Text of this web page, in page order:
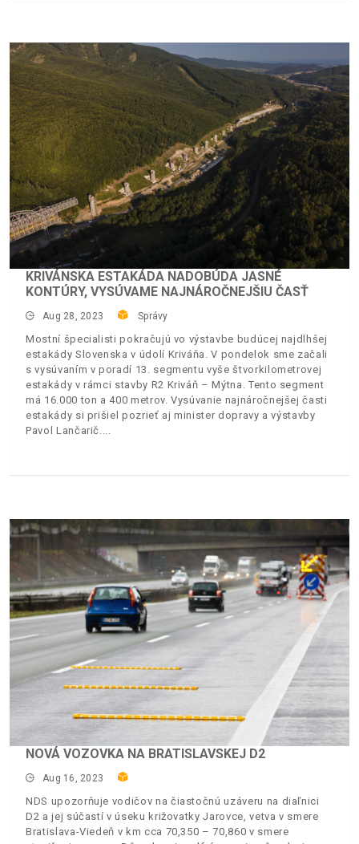
KRIVÁNSKA ESTAKÁDA NADOBÚDA JASNÉ
KONTÚRY, VYSÚVAME NAJNÁROČNEJŠIU ČASŤ
Aug 28, 2023 Správy
Mostní špecialisti pokračujú vo výstavbe budúcej najdlhšej
estakády Slovenska v údolí Kriváňa. V pondelok sme začali
s vysúvaním v poradí 13. segmentu vyše štvorkilometrovej
estakády v rámci stavby R2 Kriváň – Mýtna. Tento segment
má 16.000 ton a 400 metrov. Vysúvanie najnáročnejšej časti
estakády si prišiel pozrieť aj minister dopravy a výstavby
Pavol Lančarič.
NOVÁ VOZOVKA NA BRATISLAVSKEJ D2
Aug 16, 2023
NDS upozorňuje vodičov na čiastočnú uzáveru na diaľnici
D2 a jej súčastí v úseku križovatky Jarovce, vetva v smere
Bratislava-Viedeň v km cca 70,350 – 70,860 v smere